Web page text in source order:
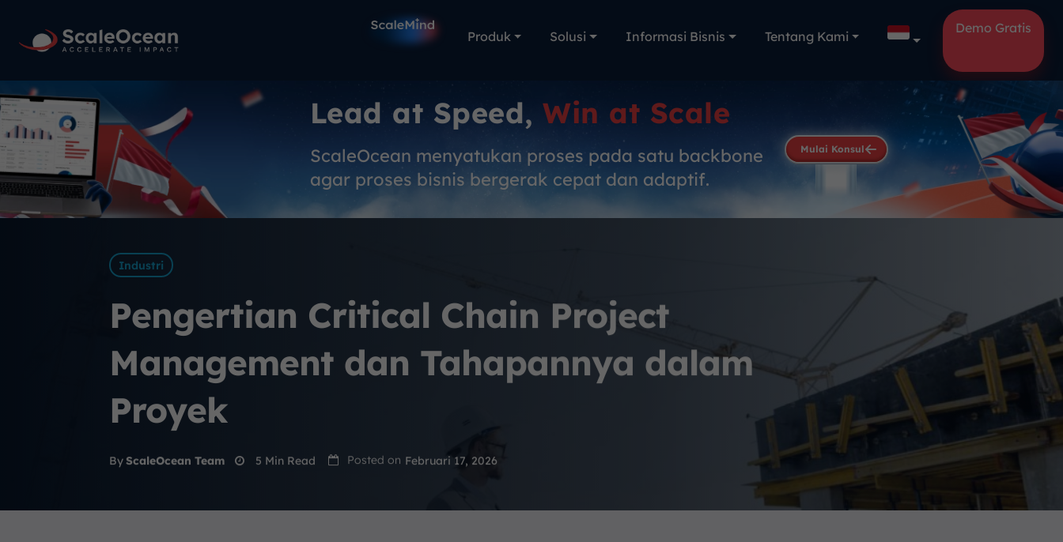
Produk Solusi Informasi Bisnis Tentang Kami
Demo Gratis
Lead at Speed, Win at Scale
ScaleOcean menyatukan proses pada satu backbone
agar proses bisnis bergerak cepat dan adaptif.
Mulai Konsul
Industri
Pengertian Critical Chain Project
Management dan Tahapannya dalam
Proyek
ByScaleOcean Team 5 Min Read Posted on Februari 17, 2026